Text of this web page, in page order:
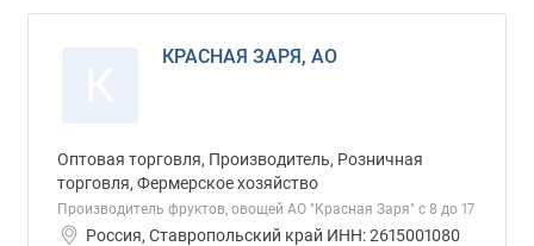
КРАСНАЯ ЗАРЯ, АО
Оптовая торговля, Производитель, Розничная
торговля, Фермерское хозяйство
Производитель фруктов, овощей АО "Красная Заря" с 8 до 17
Россия, Ставропольский край ИНН: 2615001080